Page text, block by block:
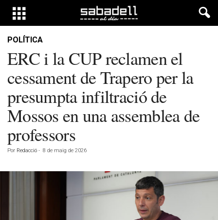
POLÍTICA
ERC i la CUP reclamen el
cessament de Trapero per la
presumpta infiltració de
Mossos en una assemblea de
professors
Por Redacció - 8 de maig de 2026